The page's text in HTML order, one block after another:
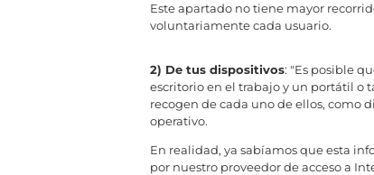
Este apartado no tiene mayor
voluntariamente cada usuario.
2) De tus dispositivos: "Es posible
escritorio en el trabajo y un portátil o
recogen de cada uno de ellos, como
operativo.
En realidad, ya sabíamos que esta
por nuestro proveedor de acceso a